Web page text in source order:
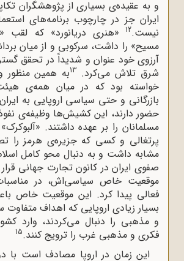
و به عقیده‌ی بسیاری از پژوهشگران
ایران جز در چارچوب برنامه‌های
نیست.12 «هنری دریانورد» که لقب
مسیح» را داشت، سرکوبی و از میان
آرزوی خود عنوان و شدیداً در تحقق
شرق تلاش می‌کرد. 13به همین منظور
خواسته بود که در میان همه‌ی
بازرگانی و حتی سیاسی اروپایی به
حضور دارند، این کشیش‌ها وظیفه‌ی
مسلمانان را بر عهده داشتند.
پرتغالی و کسی که جزیره‌ی هرمز را
مشابه داشت و به دنبال محو کامل
صفوی ایران در کانون تجارت جهانی
موقعیت خاص سیاسی‌اش، در
فعالی پیدا کرد. این موقعیت خاص
بسیار زیادی اروپایی که اهداف
و مذهبی را دنبال می‌کردند، وارد
فکری و مذهبی غرب را ترویج کنند.15
این زمان در اروپا مصادف است با